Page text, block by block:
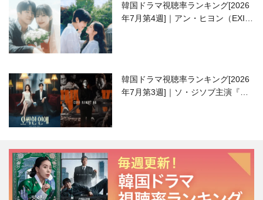
韓国ドラマ視聴率ランキング[2026
年7月第4週]｜アン・ヒヨン（EXID
韓国ドラマ視聴率ランキング[2026
年7月第3週]｜ソ・ジソブ主演『エ